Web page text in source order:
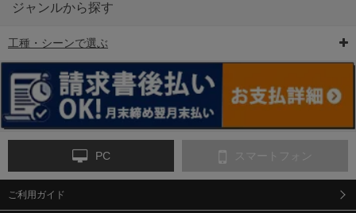
6-矢印板/LED矢印板
ンス
9-点字マット・タイ
ジャンルから探す
工種・シーンで選ぶ
PC スマートフォン
ご利用ガイド